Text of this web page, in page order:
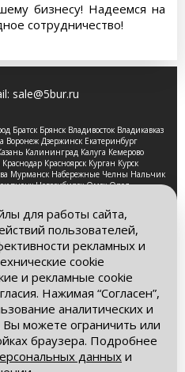
бизнесу! Надеемся на
сотрудничество!
sale@5bur.ru
Братск Брянск Владивосток Владикавказ
Воронеж Дзержинск Екатеринбург
Калининград Калуга Кемерово
Красноярск Курган Курск
Мурманск Набережные Челны Нальчик
Новосибирск Омск Орел
Сочи Ставрополь Стерлитамак
Тюмень Улан-Удэ Ульяновск Уфа
Чита Ярославль
Все права
на то, что данный
информационный
информационные
на сайте, не является
положениями Статьи
данных
для работы сайта,
пользователей,
рекламных и
cookie
и рекламные cookie
Нажимая “Согласен”,
аналитических и
можете ограничить или
браузера. Подробнее
данных и